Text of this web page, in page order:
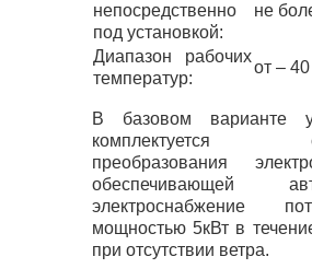
непосредственно
под установкой:
не
Диапазон рабочих
температур:
от –
В базовом варианте
комплектуется
преобразования
обеспечивающей
электроснабжение
мощностью 5кВт в
при отсутствии ветра.